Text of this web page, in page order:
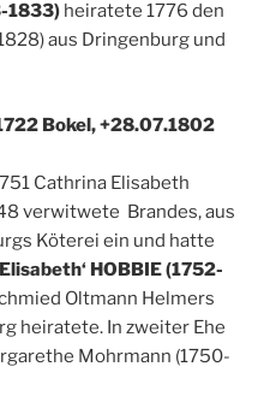
1833) heiratete 1776 den
aus Dringenburg und
Bokel, +28.07.1802
Cathrina Elisabeth
verwitwete Brandes, aus
Köterei ein und hatte
HOBBIE (1752-
Oltmann Helmers
heiratete. In zweiter Ehe
Mohrmann (1750-